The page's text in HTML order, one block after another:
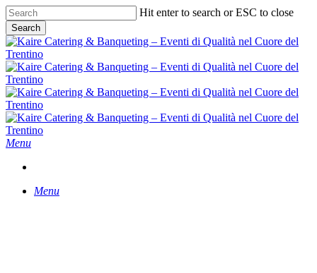
Skip
to
main
content
Hit enter to search or ESC to close
Search
Close
Search
Menu
Menu